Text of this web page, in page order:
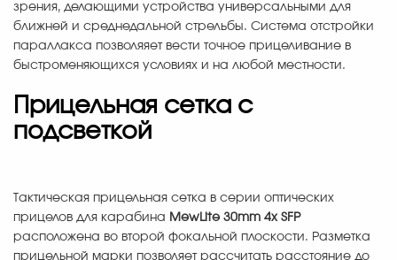
зрения, делающими устройства универсальными для
ближней и среднедальной стрельбы. Система отстройки
параллакса позволяяет вести точное прицеливание в
быстроменяющихся условиях и на любой местности.
Прицельная сетка с
подсветкой
Тактическая прицельная сетка в серии оптических
прицелов для карабина MewLite 30mm 4x SFP
расположена во второй фокальной плоскости. Разметка
прицельной марки позволяет рассчитать расстояние до